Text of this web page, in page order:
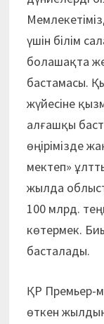
үшін білім
болашақта
бастамасы.
жүйесіне
алғашқы
өңірімізде
мектеп»
жылда
100 млрд.
көтермек.
басталады.
ҚР Премьер-
өткен